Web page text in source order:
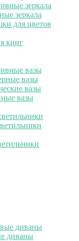
зеркала
зеркала
для цветов
книг
вазы
вазы
вазы
вазы
диваны
диваны